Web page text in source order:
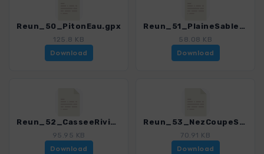
Reun_50_PitonEau.gpx
125.8 KB
Download
Reun_51_PlaineSables.gpx
58.08 KB
Download
Reun_52_CasseeRiviereEst.gpx
95.95 KB
Download
Reun_53_NezCoupeSteRose.gpx
70.91 KB
Download